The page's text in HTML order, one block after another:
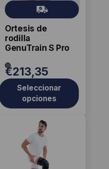
Ortesis de
rodilla
GenuTrain S Pro
Gr
ati
s
€213,35
Seleccionar
opciones
opciones
pueden
elegir
página
producto
producto
múltiples